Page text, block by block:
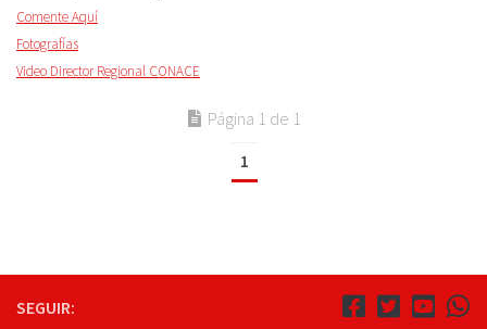
Comente Aquí
Fotografías
Video Director Regional CONACE
Página 1 de 1
1
SEGUIR: